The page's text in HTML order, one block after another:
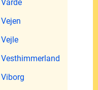
Varde
Vejen
Vejle
Vesthimmerland
Viborg